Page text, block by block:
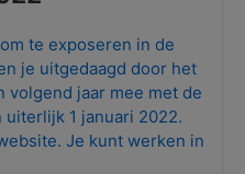
te exposeren in de
je uitgedaagd door het
volgend jaar mee met de
1 januari 2022.
Je kunt werken in